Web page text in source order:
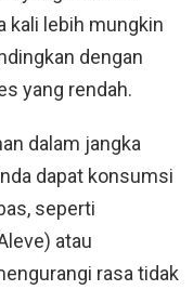
kali lebih mungkin
dengan
yang rendah.
dalam jangka
dapat konsumsi
seperti
atau
rasa tidak